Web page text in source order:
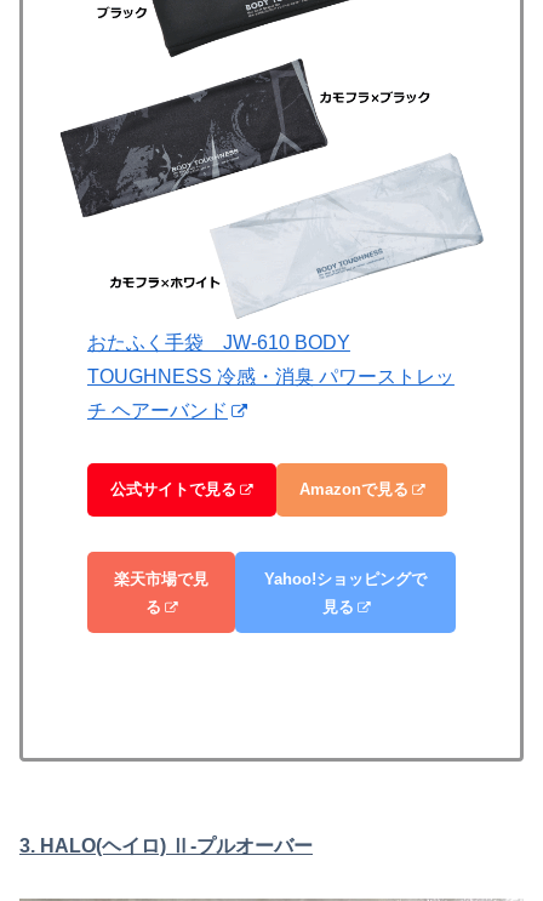
おたふく手袋 JW-610 BODY
TOUGHNESS‎ 冷感・消臭 パワーストレッ
チ ヘアーバンド
公式サイトで見る Amazonで見る
楽天市場で見
る
Yahoo!ショッピングで
見る
3. HALO(ヘイロ) Ⅱ-プルオーバー